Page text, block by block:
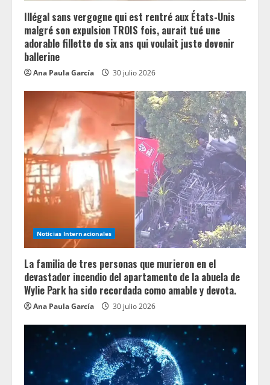
Illégal sans vergogne qui est rentré aux États-Unis
malgré son expulsion TROIS fois, aurait tué une
adorable fillette de six ans qui voulait juste devenir
ballerine
Ana Paula García 30 julio 2026
Noticias Internacionales
La familia de tres personas que murieron en el
devastador incendio del apartamento de la abuela de
Wylie Park ha sido recordada como amable y devota.
Ana Paula García 30 julio 2026